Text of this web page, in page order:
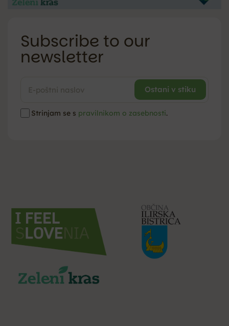
Subscribe to our
newsletter
Strinjam se s pravilnikom o zasebnosti.